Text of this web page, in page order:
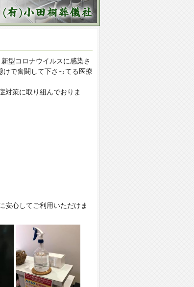
型コロナウイルスに感染さ
で奮闘して下さってる医療
対策に取り組んでおりま
安心してご利用いただけま